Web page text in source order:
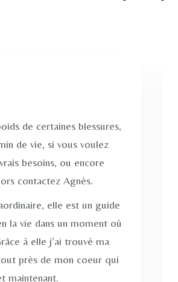
de certaines blessures,
de vie, si vous voulez
besoins, ou encore
contactez Agnès.
elle est un guide
la vie dans un moment où
à elle j’ai trouvé ma
près de mon coeur qui
maintenant.